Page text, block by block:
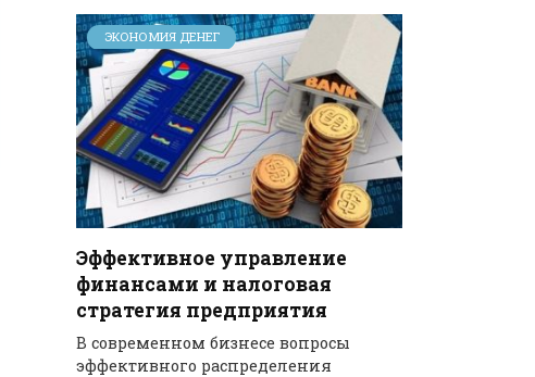
ЭКОНОМИЯ ДЕНЕГ
Эффективное управление
финансами и налоговая
стратегия предприятия
В современном бизнесе вопросы
эффективного распределения